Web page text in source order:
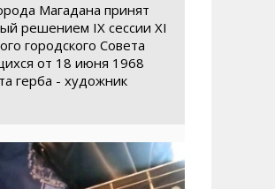
Магадана принят
решением IX сессии XI
городского Совета
от 18 июня 1968
герба - художник